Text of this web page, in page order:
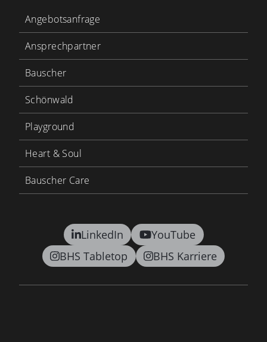
LinkedIn
YouTube
BHS Tabletop
BHS Karriere
Angebotsanfrage
Ansprechpartner
Bauscher
Schönwald
Playground
Heart & Soul
Bauscher Care